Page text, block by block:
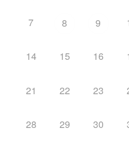
7 8 9
14 15 16
21 22 23
28 29 30